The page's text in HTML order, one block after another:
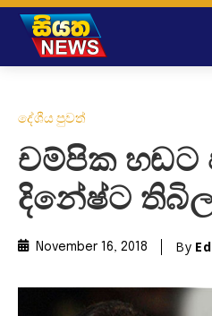
දේශීය පුවත්
චම්පික හඬට
දිනේෂ්ට
November 16, 2018 By